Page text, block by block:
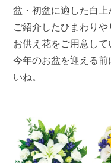
盆・初盆に適した白
ご紹介したひまわり
お供え花をご用意して
今年のお盆を迎える
いね。